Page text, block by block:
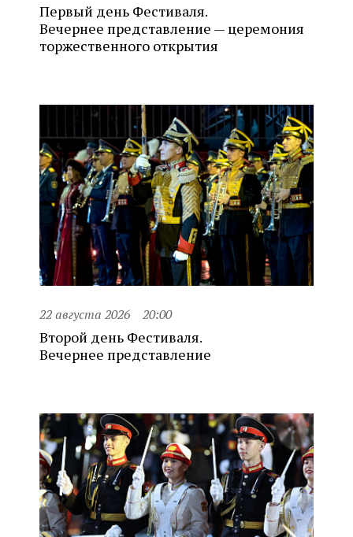
Первый день Фестиваля.
Вечернее представление — церемония
торжественного открытия
22 августа 2026 20:00
Второй день Фестиваля.
Вечернее представление